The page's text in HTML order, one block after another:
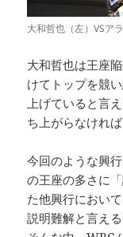
大和哲也（左）VSア
大和哲也は王座
けてトップを競
上げていると言
ち上がらなけれ
今回のような興
の王座の多さに
た他興行におい
説明難解と言え